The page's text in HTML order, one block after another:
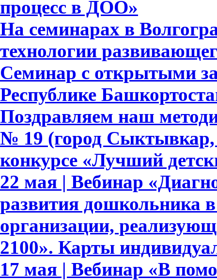
процесс в ДОО»
На семинарах в
технологии
Семинар с открытыми
Республике
Поздравляем наш
№ 19 (город Сыктывкар,
конкурсе «Лучший
22 мая | Вебинар
развития дошкольника
организации,
2100». Карты
17 мая | Вебинар «В